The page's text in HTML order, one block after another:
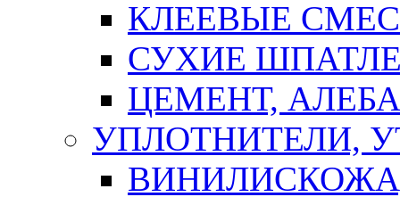
КЛЕЕВЫЕ
СУХИЕ
ЦЕМЕНТ,
УПЛОТНИТЕЛИ,